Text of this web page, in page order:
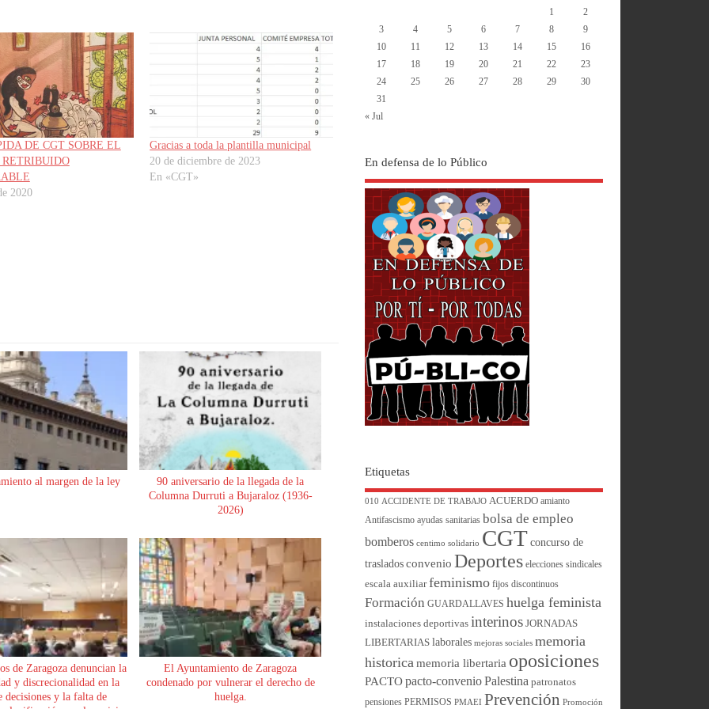
DE CGT SOBRE EL
RETRIBUIDO
2020
Gracias a toda la plantilla municipal
20 de diciembre de 2023
En «CGT»
al margen de la ley
90 aniversario de la llegada de la
Columna Durruti a Bujaraloz (1936-
2026)
de Zaragoza denuncian la
y discrecionalidad en la
decisiones y la falta de
El Ayuntamiento de Zaragoza
condenado por vulnerar el derecho de
huelga.
1
2
3
4 5 6 7 8
9
10
11 12 13 14 15
16
17
18 19 20 21 22
23
24
25 26 27 28 29
30
31
« Jul
En defensa de lo Público
Etiquetas
010 ACCIDENTE DE TRABAJO ACUERDO amianto
Antifascismo ayudas sanitarias bolsa de empleo
bomberos centimo solidario CGT concurso de
traslados convenio Deportes elecciones sindicales
escala auxiliar feminismo fijos discontinuos
Formación GUARDALLAVES huelga feminista
instalaciones deportivas interinos JORNADAS
LIBERTARIAS laborales mejoras sociales memoria
historica memoria libertaria oposiciones
PACTO pacto-convenio Palestina patronatos
pensiones PERMISOS PMAEI Prevención Promoción